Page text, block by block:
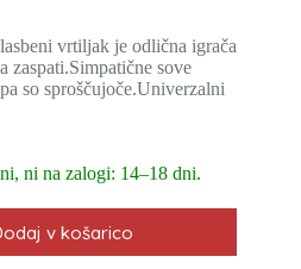
vrtiljak je odlična igrača
zaspati.Simpatične sove
so sproščujoče.Univerzalni
ni na zalogi: 14–18 dni.
v košarico